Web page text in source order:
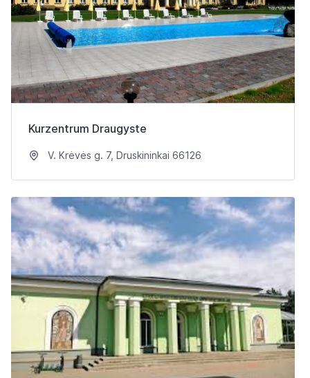
Kurzentrum Draugyste
V. Krėvės g. 7, Druskininkai 66126